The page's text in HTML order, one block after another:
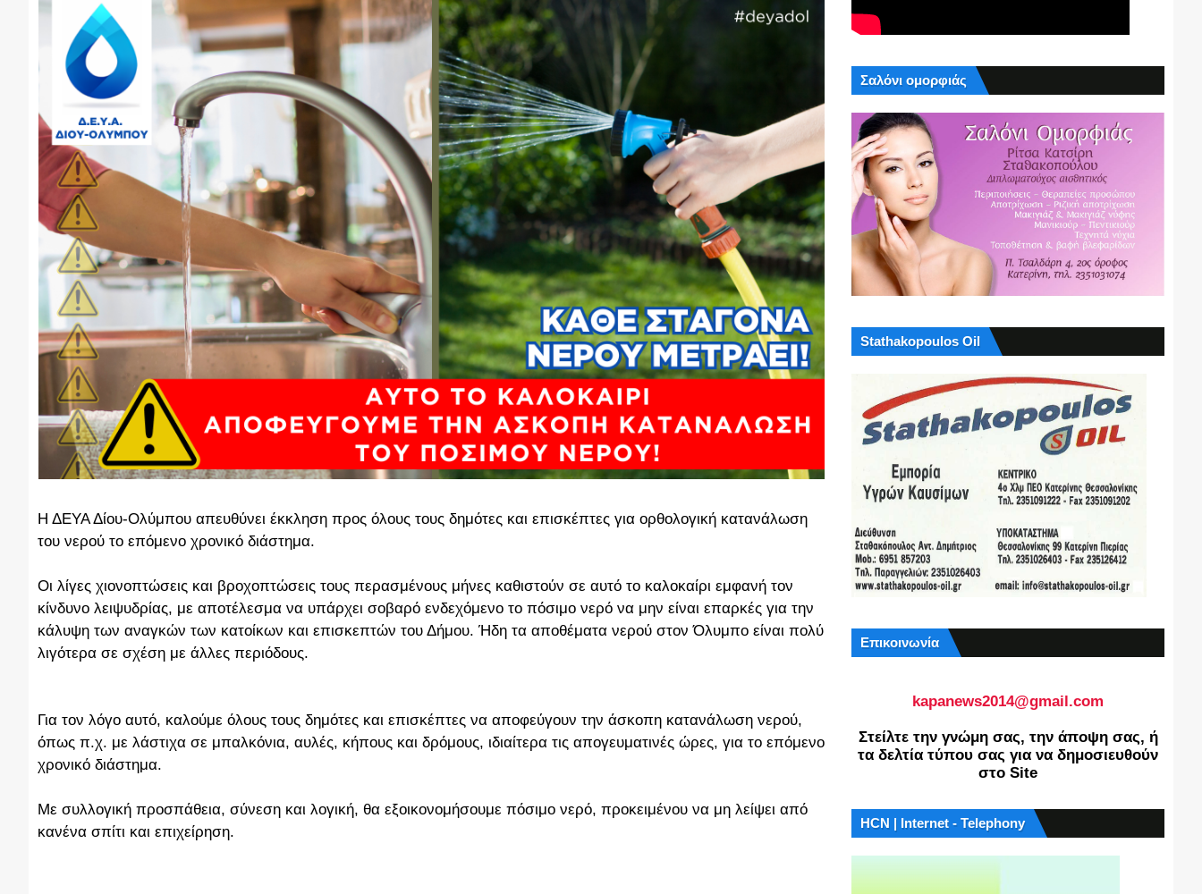
Η ΔΕΥΑ Δίου-Ολύμπου απευθύνει έκκληση προς όλους τους δημότες και επισκέπτες για ορθολογική κατανάλωση
του νερού το επόμενο χρονικό διάστημα.
Οι λίγες χιονοπτώσεις και βροχοπτώσεις τους περασμένους μήνες καθιστούν σε αυτό το καλοκαίρι εμφανή τον
κίνδυνο λειψυδρίας, με αποτέλεσμα να υπάρχει σοβαρό ενδεχόμενο το πόσιμο νερό να μην είναι επαρκές για την
κάλυψη των αναγκών των κατοίκων και επισκεπτών του Δήμου. Ήδη τα αποθέματα νερού στον Όλυμπο είναι πολύ
λιγότερα σε σχέση με άλλες περιόδους.
Για τον λόγο αυτό, καλούμε όλους τους δημότες και επισκέπτες να αποφεύγουν την άσκοπη κατανάλωση νερού,
όπως π.χ. με λάστιχα σε μπαλκόνια, αυλές, κήπους και δρόμους, ιδιαίτερα τις απογευματινές ώρες, για το επόμενο
χρονικό διάστημα.
Με συλλογική προσπάθεια, σύνεση και λογική, θα εξοικονομήσουμε πόσιμο νερό, προκειμένου να μη λείψει από
κανένα σπίτι και επιχείρηση.
Σαλόνι ομορφιάς
Stathakopoulos Oil
Επικοινωνία
kapanews2014@gmail.com
Στείλτε την γνώμη σας, την άποψη σας, ή
τα δελτία τύπου σας για να δημοσιευθούν
στο Site
HCN | Internet - Telephony